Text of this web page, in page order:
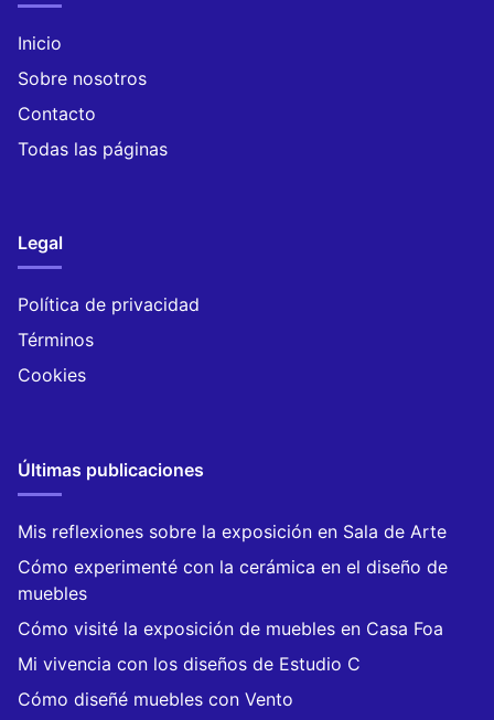
Inicio
Sobre nosotros
Contacto
Todas las páginas
Legal
Política de privacidad
Términos
Cookies
Últimas publicaciones
Mis reflexiones sobre la exposición en Sala de Arte
Cómo experimenté con la cerámica en el diseño de
muebles
Cómo visité la exposición de muebles en Casa Foa
Mi vivencia con los diseños de Estudio C
Cómo diseñé muebles con Vento